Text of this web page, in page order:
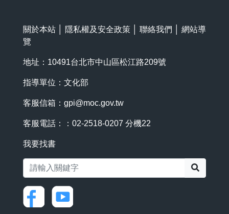
關於本站 隱私權及安全政策 聯絡我們
網站導
覽
地址：10491台北市中山區松江路209號
指導單位：文化部
客服信箱： gpi@moc.gov.tw
客服電話：：02-2518-0207 分機22
我要找書